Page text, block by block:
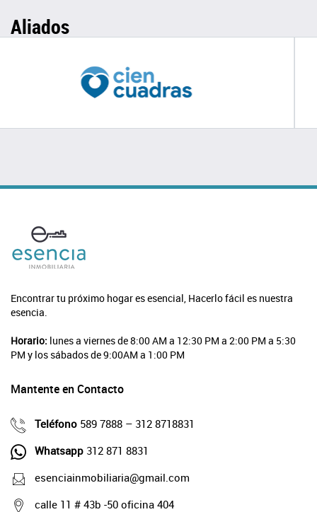
Aliados
Encontrar tu próximo hogar es esencial, Hacerlo fácil es nuestra
esencia.
Horario: lunes a viernes de 8:00 AM a 12:30 PM a 2:00 PM a 5:30
PM y los sábados de 9:00AM a 1:00 PM
Mantente en Contacto
Teléfono 589 7888 – 312 8718831
Whatsapp 312 871 8831
esenciainmobiliaria@gmail.com
calle 11 # 43b -50 oficina 404